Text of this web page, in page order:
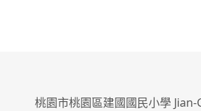
桃園市桃園區建國國民小學